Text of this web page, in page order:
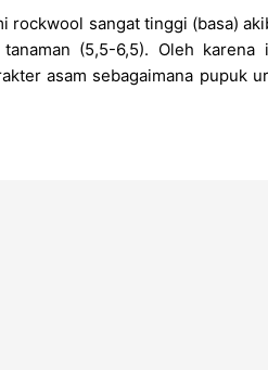
sangat tinggi (basa)
(5,5-6,5). Oleh
asam sebagaimana pupuk